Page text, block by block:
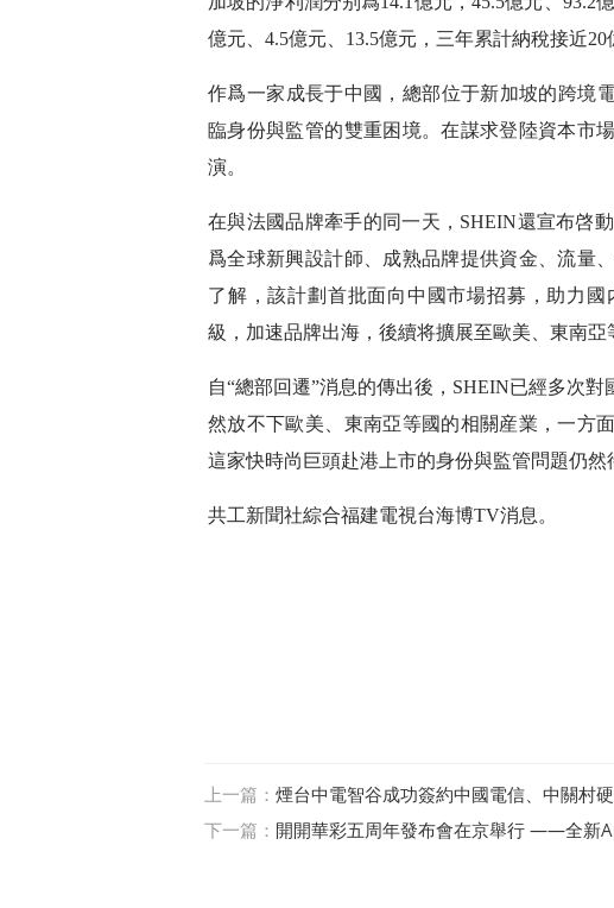
億元、4.5億元、13.5億元，三年累計納稅接近20
作爲一家成長于中國，總部位于新加坡的跨境
臨身份與監管的雙重困境。在謀求登陸資本市
演。
在與法國品牌牽手的同一天，SHEIN還宣布啓
爲全球新興設計師、成熟品牌提供資金、流量
了解，該計劃首批面向中國市場招募，助力
級，加速品牌出海，後續将擴展至歐美、東南亞
自“總部回遷”消息的傳出後，SHEIN已經多次
然放不下歐美、東南亞等國的相關産業，一方
這家快時尚巨頭赴港上市的身份與監管問題仍然
共工新聞社綜合福建電視台海博TV消息。
上一篇： 煙台中電智谷成功簽約中國電信、中關村
下一篇： 開開華彩五周年發布會在京舉行 ——全新